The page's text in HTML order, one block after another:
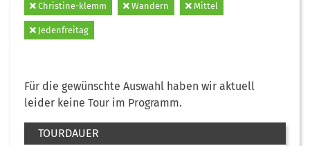
Christine-klemm Wandern Mittel
Jedenfreitag
Für die gewünschte Auswahl haben wir aktuell
leider keine Tour im Programm.
TOURDAUER